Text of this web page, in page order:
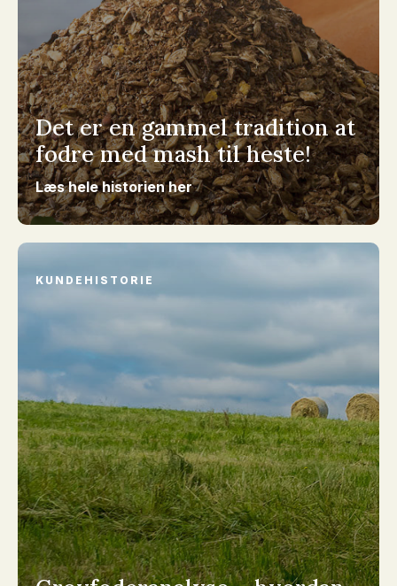
Det er en gammel tradition at
fodre med mash til heste!
Læs hele historien her
KUNDEHISTORIE